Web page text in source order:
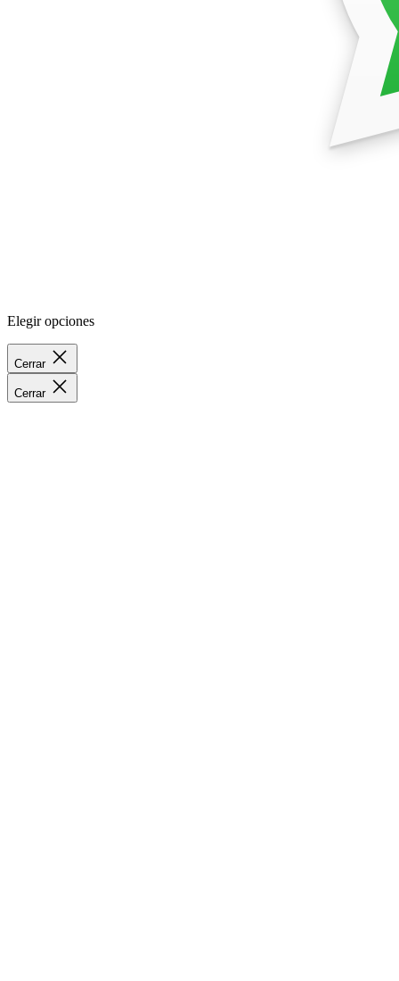
Elegir opciones
Cerrar
Cerrar